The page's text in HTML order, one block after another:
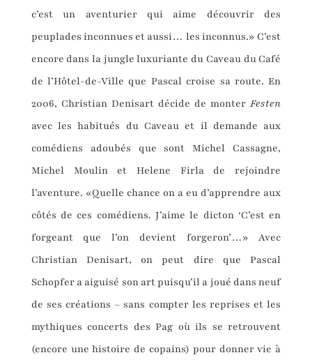
c’est un aventurier qui aime découvrir des
peuplades inconnues et aussi… les inconnus.» C’est
encore dans la jungle luxuriante du Caveau du Café
de l’Hôtel-de-Ville que Pascal croise sa route. En
2006, Christian Denisart décide de monterFesten
avec les habitués du Caveau et il demande aux
comédiens adoubés que sont Michel Cassagne,
Michel Moulin et Helene Firla de rejoindre
l’aventure. «Quelle chance on a eu d’apprendre aux
côtés de ces comédiens. J’aime le dicton ‘C’est en
forgeant que l’on devient forgeron’…» Avec
Christian Denisart, on peut dire que Pascal
Schopfer a aiguisé son art puisqu’il a joué dans neuf
de ses créations – sans compter les reprises et les
mythiques concerts des Pag où ils se retrouvent
(encore une histoire de copains) pour donner vie à